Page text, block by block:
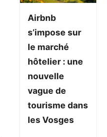
Airbnb
s’impose sur
le marché
hôtelier : une
nouvelle
vague de
tourisme dans
les Vosges